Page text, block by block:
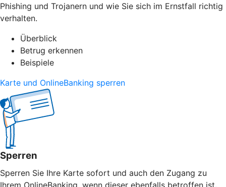
Phishing und Trojanern und wie Sie sich im Ernstfall richtig
verhalten.
Überblick
Betrug erkennen
Beispiele
Karte und OnlineBanking sperren
Sperren
Sperren Sie Ihre Karte sofort und auch den Zugang zu
Ihrem OnlineBanking, wenn dieser ebenfalls betroffen ist.